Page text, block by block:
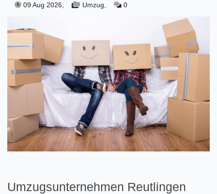
09 Aug 2026, Umzug, 0
Umzugsunternehmen Reutlingen